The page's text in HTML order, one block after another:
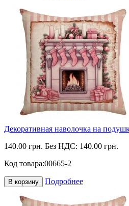
Декоративная наволочка на
140.00 грн. Без НДС: 140.00 грн.
Код товара:00665-2
В корзину Подробнее